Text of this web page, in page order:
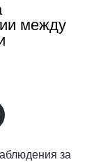
между
за